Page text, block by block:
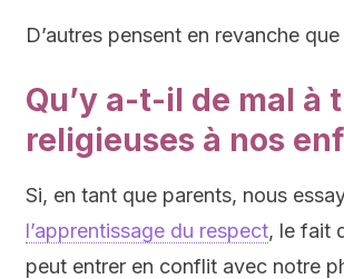
D’autres pensent en revanche
Qu’y a-t-il de mal à
religieuses à nos
Si, en tant que parents, nous
l’apprentissage du respect, le fait
peut entrer en conflit avec notre